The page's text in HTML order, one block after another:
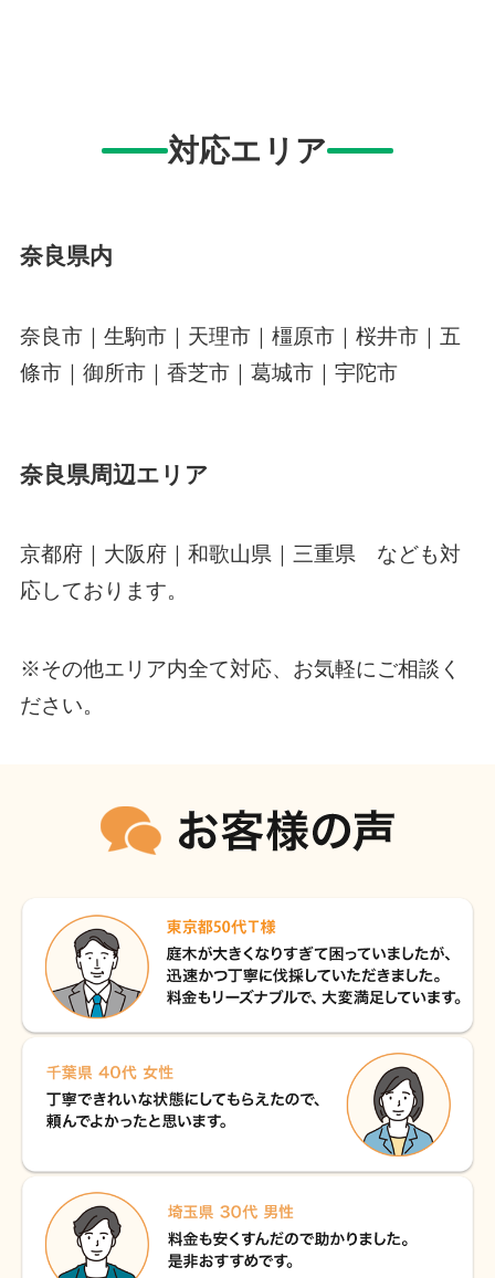
対応エリア
奈良県内
奈良市｜生駒市｜天理市｜橿原市｜桜井市｜五
條市｜御所市｜香芝市｜葛城市｜宇陀市
奈良県周辺エリア
京都府｜大阪府｜和歌山県｜三重県 なども対
応しております。
※その他エリア内全て対応、お気軽にご相談く
ださい。